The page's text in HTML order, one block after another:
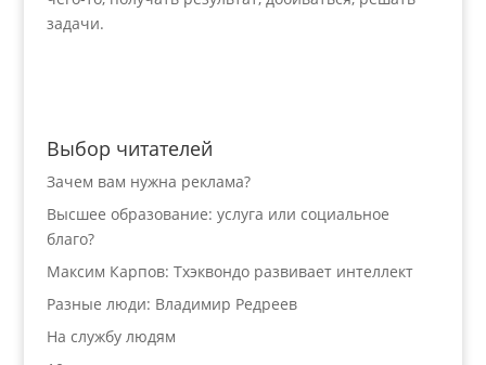
задачи.
Выбор читателей
Зачем вам нужна реклама?
Высшее образование: услуга или социальное
благо?
Максим Карпов: Тхэквондо развивает интеллект
Разные люди: Владимир Редреев
На службу людям